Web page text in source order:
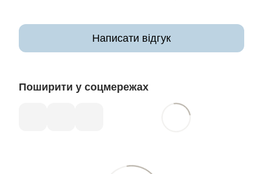
Написати відгук
Поширити у соцмережах